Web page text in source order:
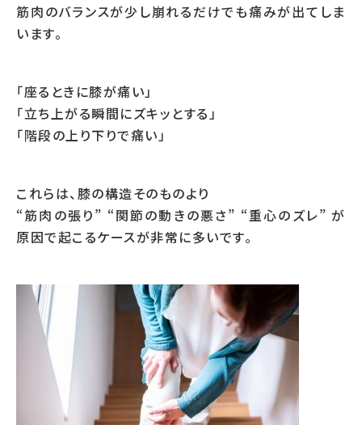
筋肉のバランスが少し崩れるだけでも痛みが出てしま
います。
「座るときに膝が痛い」
「立ち上がる瞬間にズキッとする」
「階段の上り下りで痛い」
これらは、膝の構造そのものより
“筋肉の張り” “関節の動きの悪さ” “重心のズレ” が
原因で起こるケースが非常に多いです。